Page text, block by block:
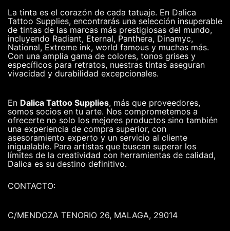
La tinta es el corazón de cada tatuaje. En Dalica
Tattoo Supplies, encontrarás una selección insuperable
de tintas de las marcas más prestigiosas del mundo,
incluyendo Radiant, Eternal, Panthera, Dinamyc,
National, Extreme ink, world famous y muchas más.
Con una amplia gama de colores, tonos grises y
específicos para retratos, nuestras tintas aseguran
vivacidad y durabilidad excepcionales.
En Dalica Tattoo Supplies, más que proveedores,
somos socios en tu arte. Nos comprometemos a
ofrecerte no solo los mejores productos sino también
una experiencia de compra superior, con
asesoramiento experto y un servicio al cliente
inigualable. Para artistas que buscan superar los
límites de la creatividad con herramientas de calidad,
Dalica es su destino definitivo.
CONTACTO:
C/MENDOZA TENORIO 26, MALAGA, 29014